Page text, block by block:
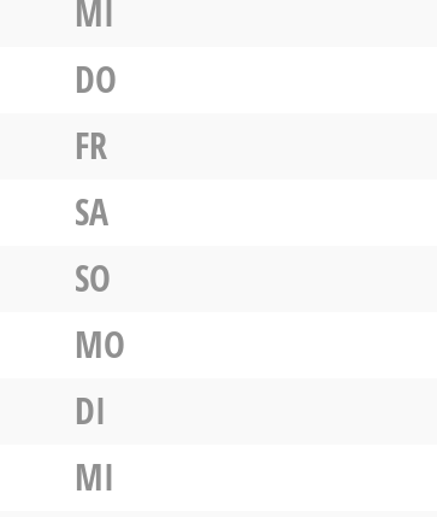
MI
DO
FR
SA
SO
MO
DI
MI